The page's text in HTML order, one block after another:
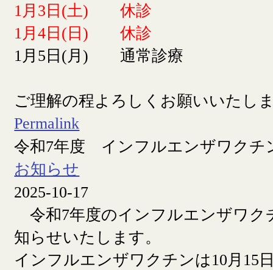
1月3日(土) 休診
1月4日(日) 休診
1月5日(月) 通常診療
ご理解の程よろしくお願いいたし
Permalink
令和7年度 インフルエンザワクチ
お知らせ
2025-10-17
令和7年度のインフルエンザワク
知らせいたします。
インフルエンザワクチンは10月15